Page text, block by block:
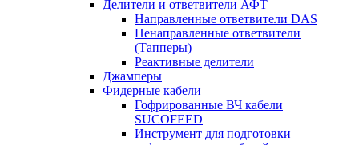
Делители и ответвители АФТ
Направленные ответвители DAS
Ненаправленные ответвители
(Тапперы)
Реактивные делители
Джамперы
Фидерные кабели
Гофрированные ВЧ кабели
SUCOFEED
Инструмент для подготовки